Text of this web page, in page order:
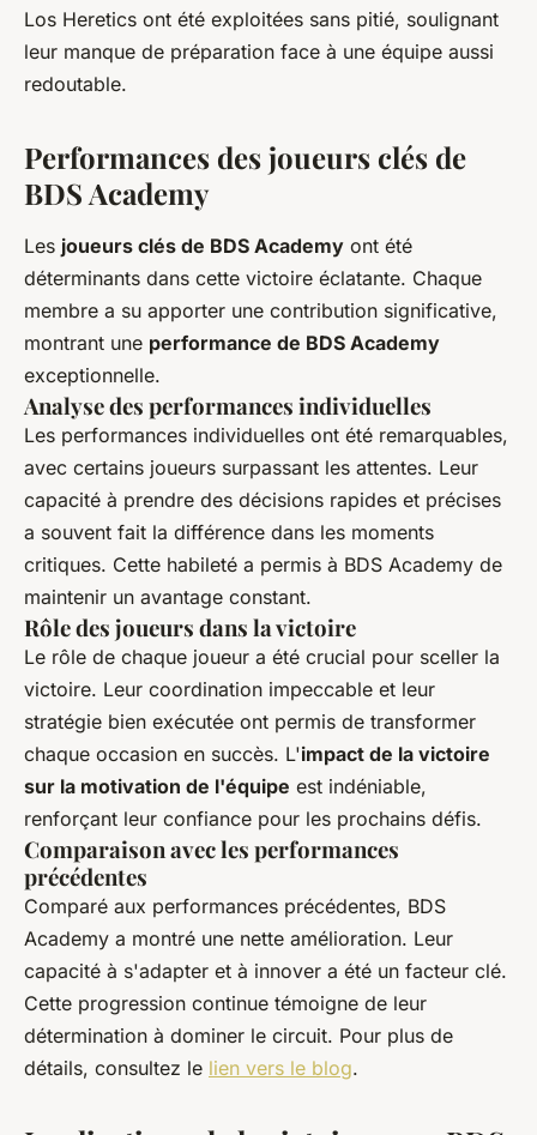
Los Heretics ont été exploitées sans pitié, soulignant
leur manque de préparation face à une équipe aussi
redoutable.
Performances des joueurs clés de
BDS Academy
Les joueurs clés de BDS Academy ont été
déterminants dans cette victoire éclatante. Chaque
membre a su apporter une contribution significative,
montrant une performance de BDS Academy
exceptionnelle.
Analyse des performances individuelles
Les performances individuelles ont été remarquables,
avec certains joueurs surpassant les attentes. Leur
capacité à prendre des décisions rapides et précises
a souvent fait la différence dans les moments
critiques. Cette habileté a permis à BDS Academy de
maintenir un avantage constant.
Rôle des joueurs dans la victoire
Le rôle de chaque joueur a été crucial pour sceller la
victoire. Leur coordination impeccable et leur
stratégie bien exécutée ont permis de transformer
chaque occasion en succès. L'impact de la victoire
sur la motivation de l'équipe est indéniable,
renforçant leur confiance pour les prochains défis.
Comparaison avec les performances
précédentes
Comparé aux performances précédentes, BDS
Academy a montré une nette amélioration. Leur
capacité à s'adapter et à innover a été un facteur clé.
Cette progression continue témoigne de leur
détermination à dominer le circuit. Pour plus de
détails, consultez le lien vers le blog.